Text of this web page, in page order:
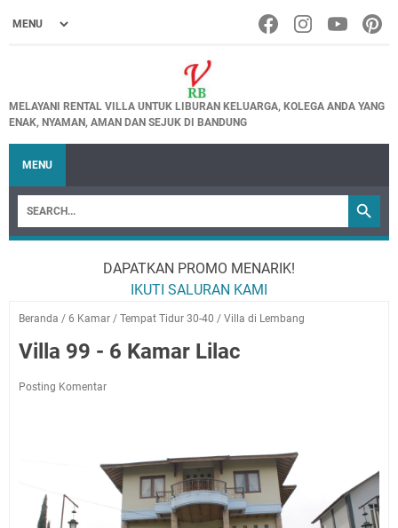
MELAYANI RENTAL VILLA UNTUK LIBURAN KELUARGA, KOLEGA ANDA YANG
ENAK, NYAMAN, AMAN DAN SEJUK DI BANDUNG
MENU
DAPATKAN PROMO MENARIK!
IKUTI SALURAN KAMI
Beranda / 6 Kamar / Tempat Tidur 30-40 / Villa di Lembang
Villa 99 - 6 Kamar Lilac
Posting Komentar